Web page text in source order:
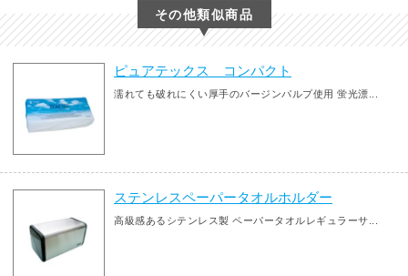
その他類似商品
ピュアテックス コンパクト
濡れても破れにくい厚手のバージンパルプ使用 蛍光漂...
ステンレスペーパータオルホルダー
高級感あるシテンレス製 ペーパータオルレギュラーサ...